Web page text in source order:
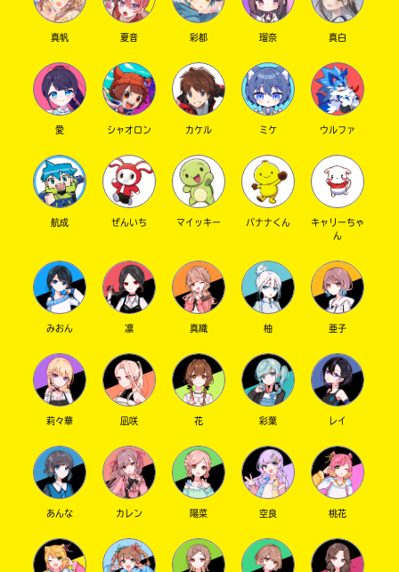
真帆 夏音 彩都 瑠奈 真白
愛 シャオロン カケル ミケ ウルファ
航成 ぜんいち マイッキー バナナくん
キャリーちゃ
ん
みおん 凛 真織 柚 亜子
莉々華 凪咲 花 彩葉 レイ
あんな カレン 陽菜 空良 桃花